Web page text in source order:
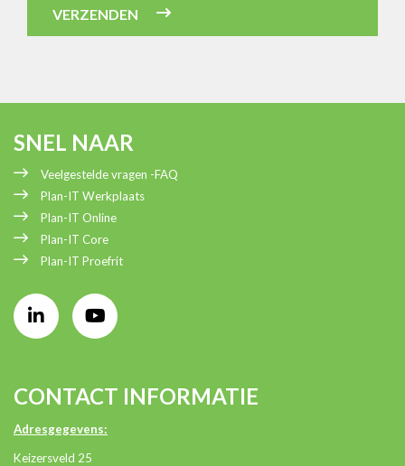
VERZENDEN
SNEL NAAR
Veelgestelde vragen -FAQ
Plan-IT Werkplaats
Plan-IT Online
Plan-IT Core
Plan-IT Proefrit
CONTACT INFORMATIE
Adresgegevens:
Keizersveld 25